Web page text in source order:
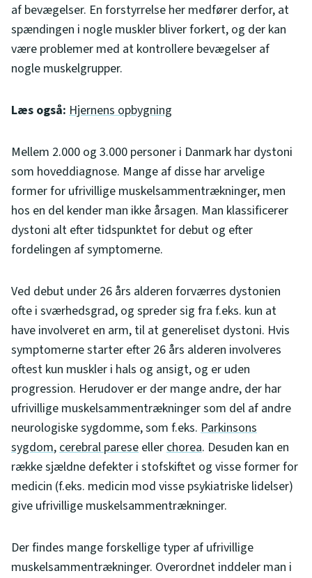
af bevægelser. En forstyrrelse her medfører derfor, at
spændingen i nogle muskler bliver forkert, og der kan
være problemer med at kontrollere bevægelser af
nogle muskelgrupper.
Læs også: Hjernens opbygning
Mellem 2.000 og 3.000 personer i Danmark har dystoni
som hoveddiagnose. Mange af disse har arvelige
former for ufrivillige muskelsammentrækninger, men
hos en del kender man ikke årsagen. Man klassificerer
dystoni alt efter tidspunktet for debut og efter
fordelingen af symptomerne.
Ved debut under 26 års alderen forværres dystonien
ofte i sværhedsgrad, og spreder sig fra f.eks. kun at
have involveret en arm, til at genereliset dystoni. Hvis
symptomerne starter efter 26 års alderen involveres
oftest kun muskler i hals og ansigt, og er uden
progression. Herudover er der mange andre, der har
ufrivillige muskelsammentrækninger som del af andre
neurologiske sygdomme, som f.eks. Parkinsons
sygdom, cerebral parese eller chorea. Desuden kan en
række sjældne defekter i stofskiftet og visse former for
medicin (f.eks. medicin mod visse psykiatriske lidelser)
give ufrivillige muskelsammentrækninger.
Der findes mange forskellige typer af ufrivillige
muskelsammentrækninger. Overordnet inddeler man i